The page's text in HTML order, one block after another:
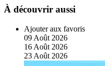
À découvrir aussi
Ajouter aux favoris
09 Août 2026
16 Août 2026
23 Août 2026